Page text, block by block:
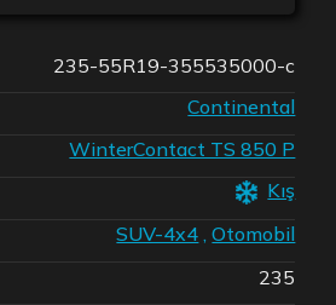
235-55R19-355535000-c
Continental
WinterContact TS 850 P
Kış
SUV-4x4 ,Otomobil
235